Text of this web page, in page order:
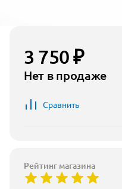
3 750 ₽
Нет в продаже
Сравнить
Рейтинг магазина